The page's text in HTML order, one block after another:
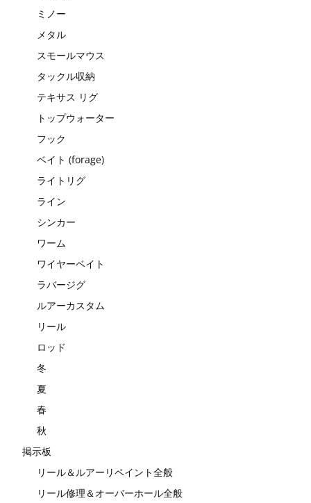
ミノー
メタル
スモールマウス
タックル収納
テキサス リグ
トップウォーター
フック
ベイト (forage)
ライトリグ
ライン
シンカー
ワーム
ワイヤーベイト
ラバージグ
ルアーカスタム
リール
ロッド
冬
夏
春
秋
掲示板
リール＆ルアーリペイント全般
リール修理＆オーバーホール全般